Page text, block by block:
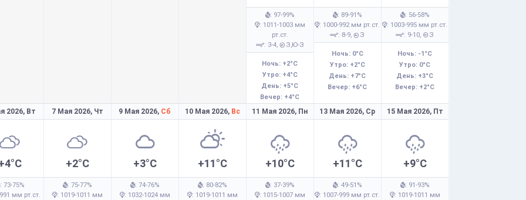
: 97-99%
: 1011-1003 мм
рт.ст.
: 3-4,
З,Ю-З
Ночь: +2°C
Утро: +4°C
День: +5°C
Вечер: +4°C
: 89-91%
: 1000-992 мм рт.ст.
: 8-9, З
Ночь: 0°C
Утро: +2°C
День: +7°C
Вечер: +6°C
: 56-58%
: 1003-995 мм рт.ст.
: 9-10,
З
Ночь: -1°C
Утро: 0°C
День: +3°C
Вечер: +2°C
2026, Вт
: 73-75%
мм рт.ст.
7 Мая 2026, Чт
+2°C
: 75-77%
: 1019-1011 мм
9 Мая 2026, Сб
+3°C
: 74-76%
: 1032-1024 мм
10 Мая 2026, Вс
+11°C
: 80-82%
: 1019-1011 мм
11 Мая 2026, Пн
+10°C
: 37-39%
: 1015-1007 мм
13 Мая 2026, Ср
+11°C
: 49-51%
: 1007-999 мм рт.ст.
15 Мая 2026, Пт
+9°C
: 91-93%
: 1019-1011 мм